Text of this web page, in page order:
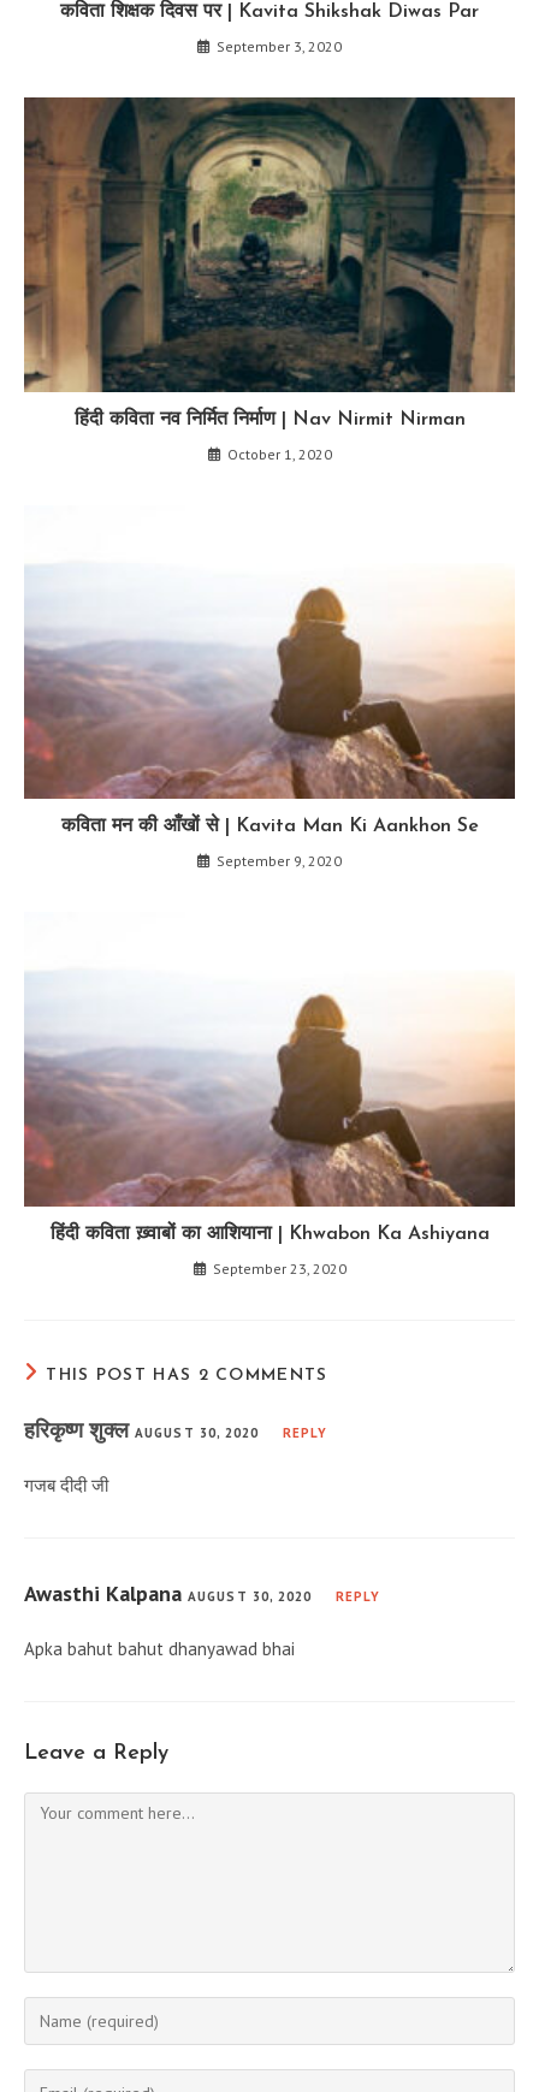
कविता शिक्षक दिवस पर | Kavita Shikshak Diwas Par
September 3, 2020
हिंदी कविता नव निर्मित निर्माण | Nav Nirmit Nirman
October 1, 2020
कविता मन की आँखों से | Kavita Man Ki Aankhon Se
September 9, 2020
हिंदी कविता ख़्वाबों का आशियाना | Khwabon Ka Ashiyana
September 23, 2020
THIS POST HAS 2 COMMENTS
हरिकृष्ण शुक्ल AUGUST 30, 2020 REPLY
गजब दीदी जी
Awasthi Kalpana AUGUST 30, 2020 REPLY
Apka bahut bahut dhanyawad bhai
Leave a Reply
Comment
Enter
your
name
Enter